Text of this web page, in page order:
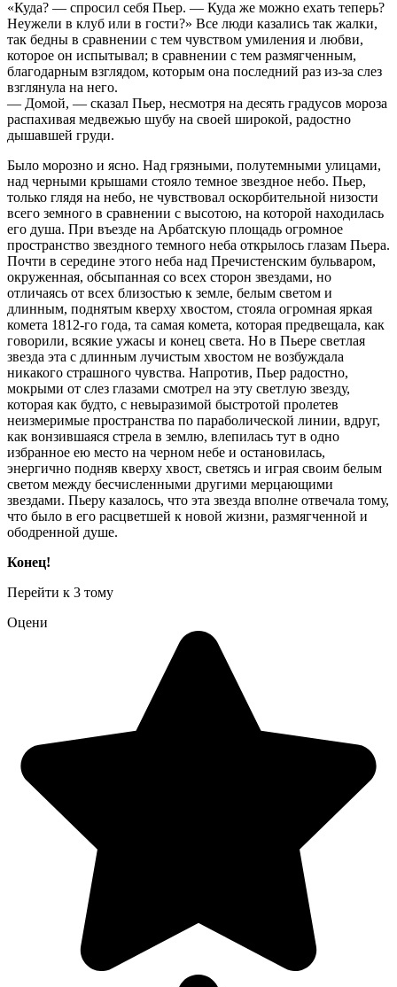
«Куда? — спросил себя Пьер. — Куда же можно ехать теперь?
Неужели в клуб или в гости?» Все люди казались так жалки,
так бедны в сравнении с тем чувством умиления и любви,
которое он испытывал; в сравнении с тем размягченным,
благодарным взглядом, которым она последний раз из-за слез
взглянула на него.
— Домой, — сказал Пьер, несмотря на десять градусов мороза
распахивая медвежью шубу на своей широкой, радостно
дышавшей груди.
Было морозно и ясно. Над грязными, полутемными улицами,
над черными крышами стояло темное звездное небо. Пьер,
только глядя на небо, не чувствовал оскорбительной низости
всего земного в сравнении с высотою, на которой находилась
его душа. При въезде на Арбатскую площадь огромное
пространство звездного темного неба открылось глазам Пьера.
Почти в середине этого неба над Пречистенским бульваром,
окруженная, обсыпанная со всех сторон звездами, но
отличаясь от всех близостью к земле, белым светом и
длинным, поднятым кверху хвостом, стояла огромная яркая
комета 1812-го года, та самая комета, которая предвещала, как
говорили, всякие ужасы и конец света. Но в Пьере светлая
звезда эта с длинным лучистым хвостом не возбуждала
никакого страшного чувства. Напротив, Пьер радостно,
мокрыми от слез глазами смотрел на эту светлую звезду,
которая как будто, с невыразимой быстротой пролетев
неизмеримые пространства по параболической линии, вдруг,
как вонзившаяся стрела в землю, влепилась тут в одно
избранное ею место на черном небе и остановилась,
энергично подняв кверху хвост, светясь и играя своим белым
светом между бесчисленными другими мерцающими
звездами. Пьеру казалось, что эта звезда вполне отвечала тому,
что было в его расцветшей к новой жизни, размягченной и
ободренной душе.
Конец!
Перейти к 3 тому
Оцени